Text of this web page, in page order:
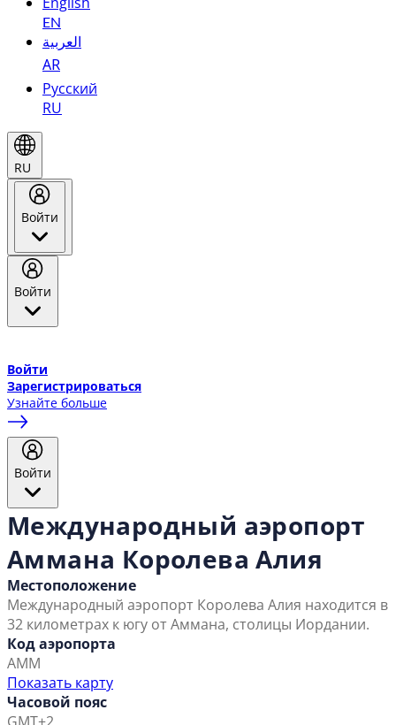
EN
العربية
AR
Русский
RU
RU
Войти
Войти
Войти
Зарегистрироваться
Узнайте больше
Войти
Международный аэропорт
Аммана Королева Алия
Местоположение
Международный аэропорт Королева Алия находится в
32 километрах к югу от Аммана, столицы Иордании.
Код аэропорта
AMM
Показать карту
Часовой пояс